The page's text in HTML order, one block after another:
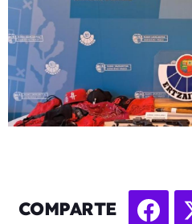
COMPARTE